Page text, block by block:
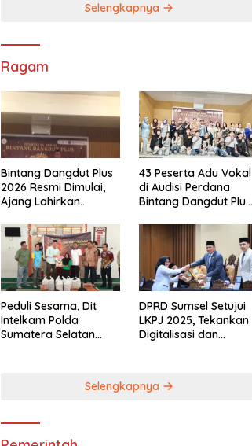
Selengkapnya
Ragam
Bintang Dangdut Plus
2026 Resmi Dimulai,
Ajang Lahirkan
Berkualitas Sekaligus
Lestarikan Budaya
43 Peserta Adu Vokal
di Audisi Perdana
Bintang Dangdut Plus
Peduli Sesama, Dit
Intelkam Polda
Sumatera Selatan
DPRD Sumsel Setujui
LKPJ 2025, Tekankan
Digitalisasi dan
Selengkapnya